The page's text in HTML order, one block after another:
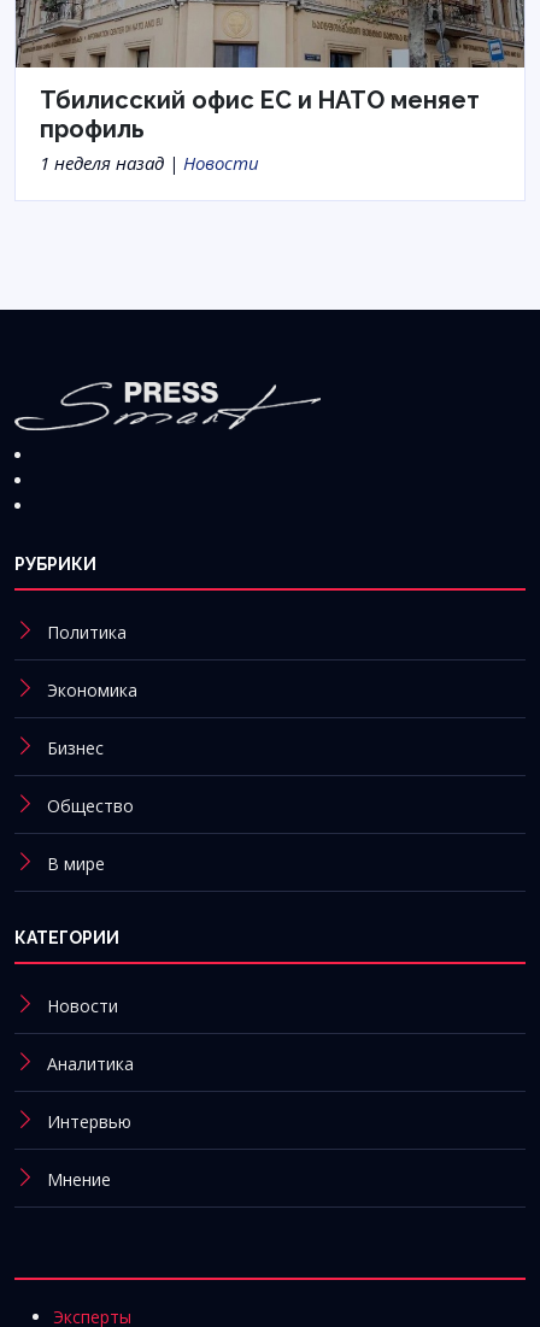
Тбилисский офис ЕС и НАТО меняет
профиль
1 неделя назад | Новости
РУБРИКИ
Политика
Экономика
Бизнес
Общество
В мире
КАТЕГОРИИ
Новости
Аналитика
Интервью
Мнение
Эксперты